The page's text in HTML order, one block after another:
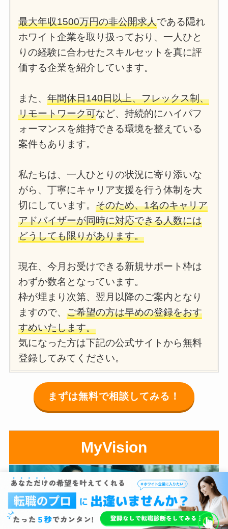
最大年収1500万円の非公開求人である隠れ
ホワイト企業を取り扱っており、一人ひと
りの経験に合わせたスキルセットを真に評
価する企業を紹介しています。
また、年間休日140日以上、フレックス制、
リモートワーク可など、持続的にハイパフ
ォーマンスを維持できる環境を整えている
案件もあります。
私たちは、一人ひとりの状況に寄り添いな
がら、丁寧にキャリア支援を行う体制を大
切にしています。そのため、1名のキャリア
アドバイザーが同時に対応できる人数には
どうしても限りがあります。
現在、今月お受けできる新規サポート枠は
わずか数名となっています。
枠が埋まり次第、翌月以降のご案内となり
ますので、ご希望の方は早めの登録をおす
すめいたします。
気になった方は下記の公式サイトから無料
登録してみてください。
まずは無料で相談してみる！
MyVision